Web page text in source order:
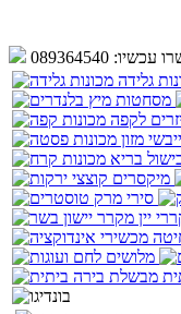
עכשיו: 089364540
גלידה
מסחטות מיץ
לקפה
מזון
בריא
מיקסרים
סירי מרק
יין
מלושים